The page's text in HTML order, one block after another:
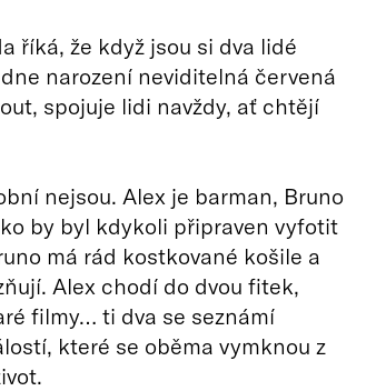
říká, že když jsou si dva lidé
narození neviditelná červená
spojuje lidi navždy, ať chtějí
nejsou. Alex je barman, Bruno
by byl kdykoli připraven vyfotit
má rád kostkované košile a
Alex chodí do dvou fitek,
filmy… ti dva se seznámí
které se oběma vymknou z